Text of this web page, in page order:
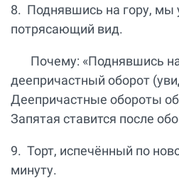
8. Поднявшись на гору, мы
потрясающий вид.
Почему: «Поднявшись на
деепричастный оборот
Деепричастные обороты
Запятая ставится после
9. Торт, испечённый по
минуту.